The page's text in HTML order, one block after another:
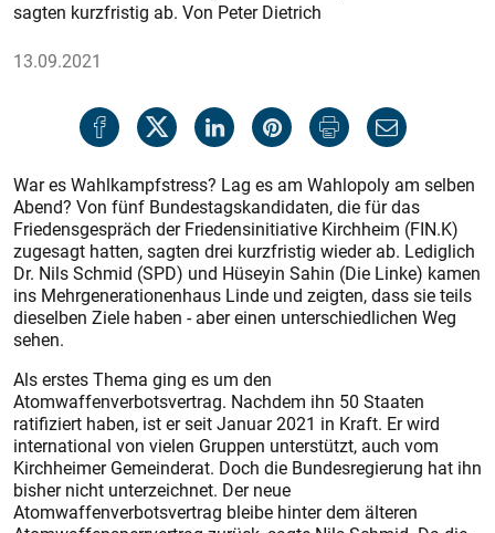
sagten kurzfristig ab. Von Peter Dietrich
13.09.2021
War es Wahlkampfstress? Lag es am Wahlopoly am selben
Abend? Von fünf Bundestagskandidaten, die für das
Friedensgespräch der Friedens­initiative Kirchheim (FIN.K)
zugesagt hatten, sagten drei kurzfristig wieder ab. Lediglich
Dr. Nils Schmid (SPD) und Hüseyin Sahin (Die Linke) kamen
ins Mehrgenerationenhaus Linde und zeigten, dass sie teils
dieselben Ziele haben - aber einen unterschiedlichen Weg
sehen.
Als erstes Thema ging es um den
Atomwaffenverbotsvertrag. Nachdem ihn 50 Staaten
ratifiziert haben, ist er seit Januar 2021 in Kraft. Er wird
international von vielen Gruppen unterstützt, auch vom
Kirchheimer Gemeinderat. Doch die Bundesregierung hat ihn
bisher nicht unterzeichnet. Der neue
Atomwaffenverbotsvertrag bleibe hinter dem älteren